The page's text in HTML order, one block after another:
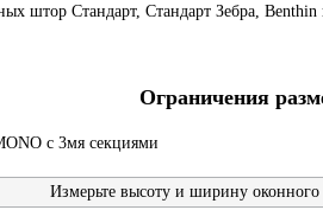
штор Стандарт, Стандарт Зебра,
Ограничения
с 3мя секциями
Измерьте высоту и ширину оконного